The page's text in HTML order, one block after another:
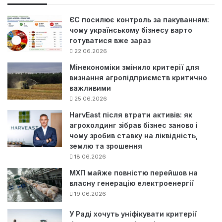
ЄС посилює контроль за пакуванням:
чому українському бізнесу варто
готуватися вже зараз
22.06.2026
Мінекономіки змінило критерії для
визнання агропідприємств критично
важливими
25.06.2026
HarvEast після втрати активів: як
агрохолдинг зібрав бізнес заново і
чому зробив ставку на ліквідність,
землю та зрошення
18.06.2026
МХП майже повністю перейшов на
власну генерацію електроенергії
19.06.2026
У Раді хочуть уніфікувати критерії